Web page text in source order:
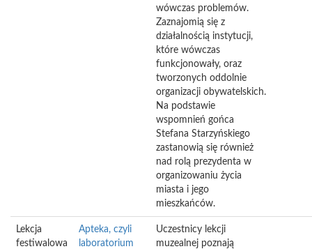
wówczas problemów.
Zaznajomią się z
działalnością instytucji,
które wówczas
funkcjonowały, oraz
tworzonych oddolnie
organizacji obywatelskich.
Na podstawie
wspomnień gońca
Stefana Starzyńskiego
zastanowią się również
nad rolą prezydenta w
organizowaniu życia
miasta i jego
mieszkańców.
Lekcja
festiwalowa
Apteka, czyli
laboratorium
Uczestnicy lekcji
muzealnej poznają